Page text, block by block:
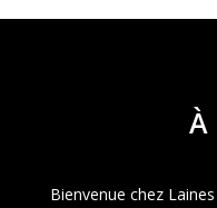
À
Bienvenue chez